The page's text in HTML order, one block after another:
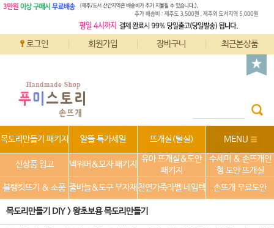
로그인 회원가입 장바구니 최근본상품
목도리만들기 패키지 알뜰 특가세일 뜨개실(털실) MENU
신상품 입고 넥워머&모자 패키지
유아 뜨개실&도안
패키지
수세미 & 손뜨개인
형 도안 뜨개실
블랭킷뜨기 & 소품 줄바늘&도구 부자재 천연가죽라벨 네임텍 손뜨개 무료도안
목도리만들기 DIY >왕초보용 목도리만들기